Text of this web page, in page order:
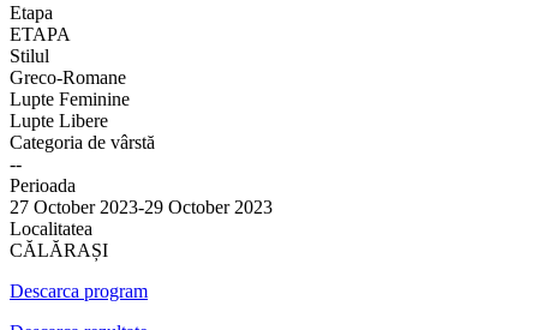
Etapa
ETAPA
Stilul
Greco-Romane
Lupte Feminine
Lupte Libere
Categoria de vârstă
--
Perioada
27 October 2023-29 October 2023
Localitatea
CĂLĂRAȘI
Descarca program